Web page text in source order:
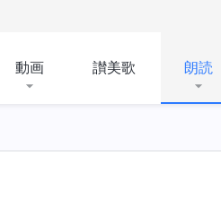
動画 讃美歌 朗読